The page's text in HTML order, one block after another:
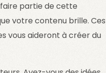
faire partie de cette
votre contenu brille. Ces
vous aideront à créer du